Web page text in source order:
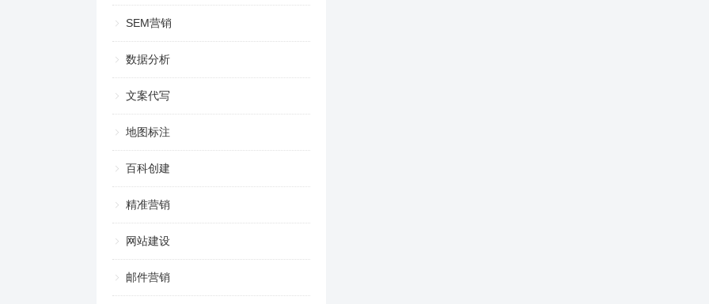
SEM营销
数据分析
文案代写
地图标注
百科创建
精准营销
网站建设
邮件营销